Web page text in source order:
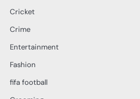
Cricket
Crime
Entertainment
Fashion
fifa football